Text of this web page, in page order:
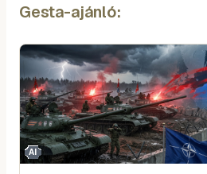
Gesta-ajánló:
AI